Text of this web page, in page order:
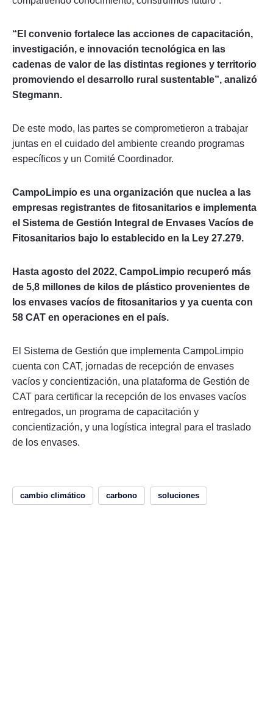
“El convenio fortalece las acciones de capacitación,
investigación, e innovación tecnológica en las
cadenas de valor de las distintas regiones y territorio
promoviendo el desarrollo rural sustentable”, analizó
Stegmann.
De este modo, las partes se comprometieron a trabajar
juntas en el cuidado del ambiente creando programas
específicos y un Comité Coordinador.
CampoLimpio es una organización que nuclea a las
empresas registrantes de fitosanitarios e implementa
el Sistema de Gestión Integral de Envases Vacíos de
Fitosanitarios bajo lo establecido en la Ley 27.279.
Hasta agosto del 2022, CampoLimpio recuperó más
de 5,8 millones de kilos de plástico provenientes de
los envases vacíos de fitosanitarios y ya cuenta con
58 CAT en operaciones en el país.
El Sistema de Gestión que implementa CampoLimpio
cuenta con CAT, jornadas de recepción de envases
vacíos y concientización, una plataforma de Gestión de
CAT para certificar la recepción de los envases vacíos
entregados, un programa de capacitación y
concientización, y una logística integral para el traslado
de los envases.
cambio climático carbono soluciones